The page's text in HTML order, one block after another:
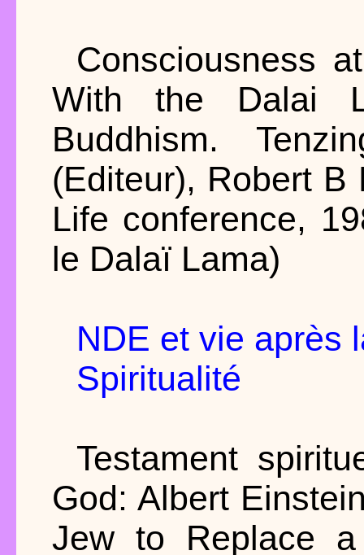
Consciousness
With the Dalai
Buddhism.
(Editeur), Robert
Life conference,
le Dalaï Lama)
NDE et vie après
Spiritualité
Testament
God: Albert
Jew to Replace